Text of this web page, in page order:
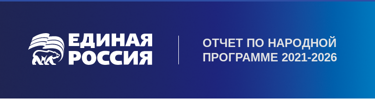
ОТЧЕТ ПО НАРОДНОЙ
ПРОГРАММЕ 2021-2026